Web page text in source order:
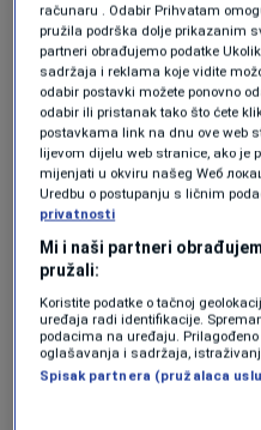
What. A. Game.
računaru . Odabir Prihvatam
pružila podrška dolje prikazanim
partneri obrađujemo podatke
sadržaja i reklama koje vidite
odabir postavki možete ponovno
odabir ili pristanak tako što ćete
postavkama link na dnu ove web
lijevom dijelu web stranice, ako je
mijenjati u okviru našeg Wеб
Uredbu o postupanju s ličnim
privatnosti
Mi i naši partneri
pružali:
Koristite podatke o tačnoj
uređaja radi identifikacije.
podacima na uređaju.
oglašavanja i sadržaja,
Spisak partnera (pružalaca